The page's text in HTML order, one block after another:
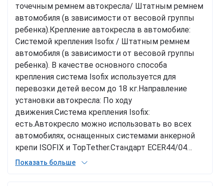
точечным ремнем автокресла/ Штатным ремнем
автомобиля (в зависимости от весовой группы
ребенка).Крепление автокресла в автомобиле:
Системой крепления Isofix / Штатным ремнем
автомобиля (в зависимости от весовой группы
ребенка). В качестве основного способа
крепления система Isofix используется для
перевозки детей весом до 18 кг.Направление
установки автокресла: По ходу
движения.Система крепления Isofix:
есть.Автокресло можно использовать во всех
автомобилях, оснащенных системами анкерной
крепи ISOFIX и TopTether.Стандарт ECER44/04
одобрен.* Характеристики и комплектация товара
Показать больше